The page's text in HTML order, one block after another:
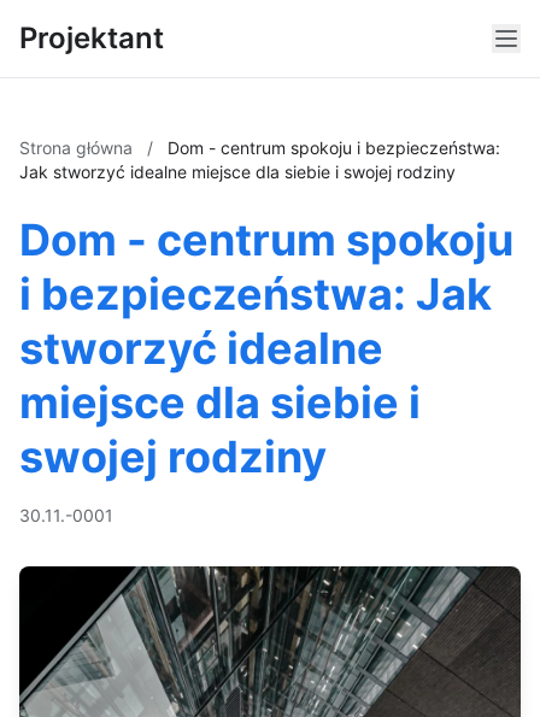
Projektant
Strona główna /
Dom - centrum spokoju i bezpieczeństwa:
Jak stworzyć idealne miejsce dla siebie i swojej rodziny
Dom - centrum spokoju
i bezpieczeństwa: Jak
stworzyć idealne
miejsce dla siebie i
swojej rodziny
30.11.-0001